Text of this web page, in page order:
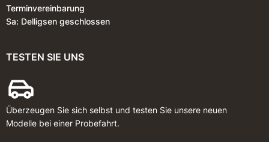
Terminvereinbarung
Sa: Delligsen geschlossen
TESTEN SIE UNS
Überzeugen Sie sich selbst und testen Sie unsere neuen
Modelle bei einer Probefahrt.